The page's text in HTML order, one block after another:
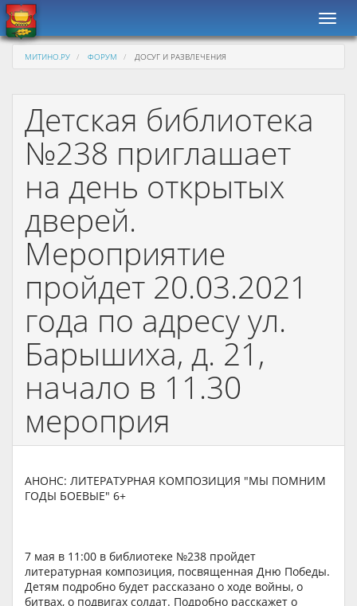
МИТИНО.РУ ФОРУМ ДОСУГ И РАЗВЛЕЧЕНИЯ
Детская библиотека
№238 приглашает
на день открытых
дверей.
Мероприятие
пройдет 20.03.2021
года по адресу ул.
Барышиха, д. 21,
начало в 11.30
мероприя
АНОНС: ЛИТЕРАТУРНАЯ КОМПОЗИЦИЯ "МЫ ПОМНИМ
ГОДЫ БОЕВЫЕ" 6+
7 мая в 11:00 в библиотеке №238 пройдет
литературная композиция, посвященная Дню Победы.
Детям подробно будет рассказано о ходе войны, о
битвах, о подвигах солдат. Подробно расскажет о